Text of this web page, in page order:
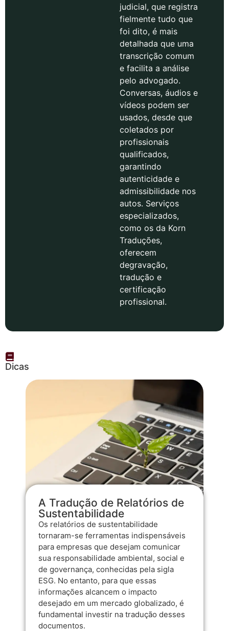
judicial, que registra
fielmente tudo que
foi dito, é mais
detalhada que uma
transcrição comum
e facilita a análise
pelo advogado.
Conversas, áudios e
vídeos podem ser
usados, desde que
coletados por
profissionais
qualificados,
garantindo
autenticidade e
admissibilidade nos
autos. Serviços
especializados,
como os da Korn
Traduções,
oferecem
degravação,
tradução e
certificação
profissional.
Dicas
A Tradução de Relatórios de
Sustentabilidade
Os relatórios de sustentabilidade
tornaram-se ferramentas indispensáveis
para empresas que desejam comunicar
sua responsabilidade ambiental, social e
de governança, conhecidas pela sigla
ESG. No entanto, para que essas
informações alcancem o impacto
desejado em um mercado globalizado, é
fundamental investir na tradução desses
documentos.